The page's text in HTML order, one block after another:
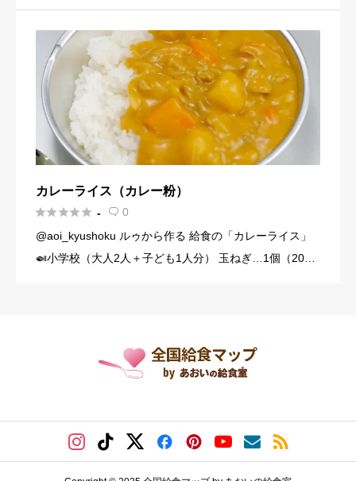
（120g） にんにくチューブ…少々（1 […]
カレーライス（カレー粉）
 -  0
@aoi_kyushoku ルゥから作る 給食の「カレーライス」
🍛小学校（大人2人＋子ども1人分） 玉ねぎ…1個（200